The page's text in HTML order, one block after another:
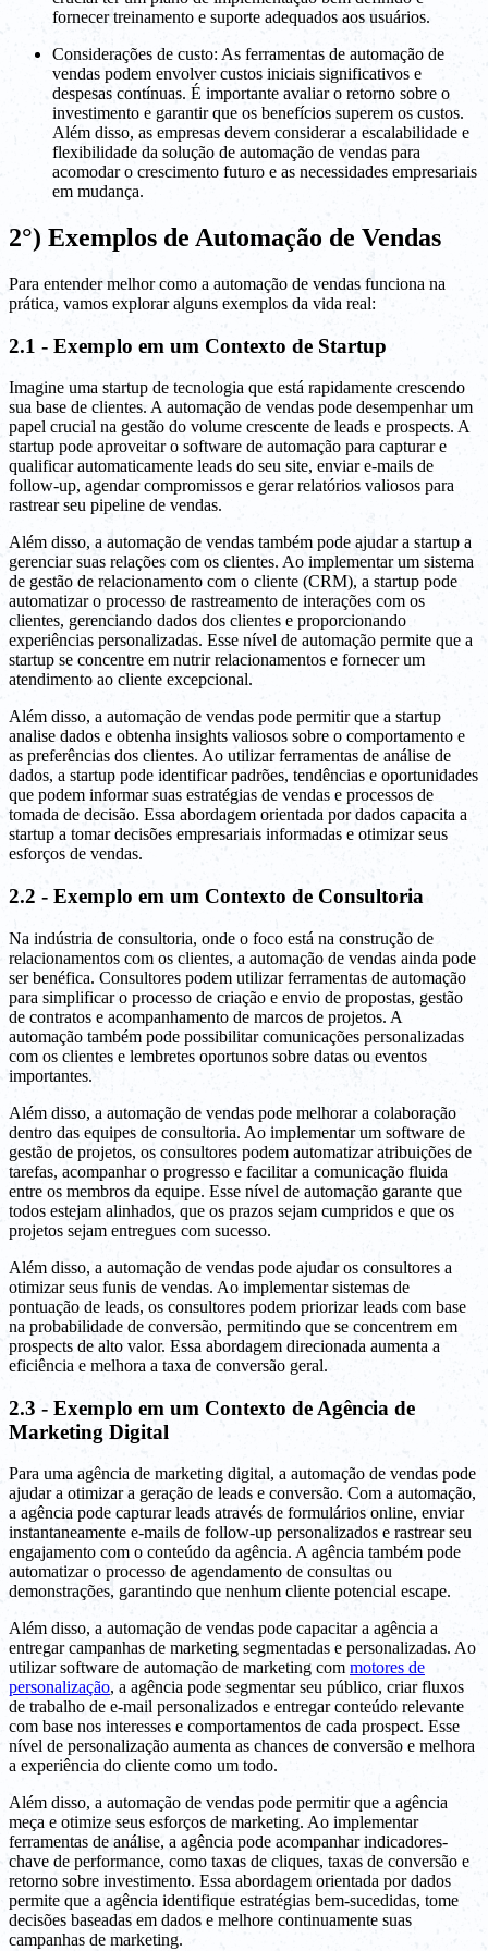
fornecer treinamento e suporte adequados aos usuários.
Considerações de custo: As ferramentas de automação de
vendas podem envolver custos iniciais significativos e
despesas contínuas. É importante avaliar o retorno sobre o
investimento e garantir que os benefícios superem os custos.
Além disso, as empresas devem considerar a escalabilidade e
flexibilidade da solução de automação de vendas para
acomodar o crescimento futuro e as necessidades empresariais
em mudança.
2°) Exemplos de Automação de Vendas
Para entender melhor como a automação de vendas funciona na
prática, vamos explorar alguns exemplos da vida real:
2.1 - Exemplo em um Contexto de Startup
Imagine uma startup de tecnologia que está rapidamente crescendo
sua base de clientes. A automação de vendas pode desempenhar um
papel crucial na gestão do volume crescente de leads e prospects. A
startup pode aproveitar o software de automação para capturar e
qualificar automaticamente leads do seu site, enviar e-mails de
follow-up, agendar compromissos e gerar relatórios valiosos para
rastrear seu pipeline de vendas.
Além disso, a automação de vendas também pode ajudar a startup a
gerenciar suas relações com os clientes. Ao implementar um sistema
de gestão de relacionamento com o cliente (CRM), a startup pode
automatizar o processo de rastreamento de interações com os
clientes, gerenciando dados dos clientes e proporcionando
experiências personalizadas. Esse nível de automação permite que a
startup se concentre em nutrir relacionamentos e fornecer um
atendimento ao cliente excepcional.
Além disso, a automação de vendas pode permitir que a startup
analise dados e obtenha insights valiosos sobre o comportamento e
as preferências dos clientes. Ao utilizar ferramentas de análise de
dados, a startup pode identificar padrões, tendências e oportunidades
que podem informar suas estratégias de vendas e processos de
tomada de decisão. Essa abordagem orientada por dados capacita a
startup a tomar decisões empresariais informadas e otimizar seus
esforços de vendas.
2.2 - Exemplo em um Contexto de Consultoria
Na indústria de consultoria, onde o foco está na construção de
relacionamentos com os clientes, a automação de vendas ainda pode
ser benéfica. Consultores podem utilizar ferramentas de automação
para simplificar o processo de criação e envio de propostas, gestão
de contratos e acompanhamento de marcos de projetos. A
automação também pode possibilitar comunicações personalizadas
com os clientes e lembretes oportunos sobre datas ou eventos
importantes.
Além disso, a automação de vendas pode melhorar a colaboração
dentro das equipes de consultoria. Ao implementar um software de
gestão de projetos, os consultores podem automatizar atribuições de
tarefas, acompanhar o progresso e facilitar a comunicação fluida
entre os membros da equipe. Esse nível de automação garante que
todos estejam alinhados, que os prazos sejam cumpridos e que os
projetos sejam entregues com sucesso.
Além disso, a automação de vendas pode ajudar os consultores a
otimizar seus funis de vendas. Ao implementar sistemas de
pontuação de leads, os consultores podem priorizar leads com base
na probabilidade de conversão, permitindo que se concentrem em
prospects de alto valor. Essa abordagem direcionada aumenta a
eficiência e melhora a taxa de conversão geral.
2.3 - Exemplo em um Contexto de Agência de
Marketing Digital
Para uma agência de marketing digital, a automação de vendas pode
ajudar a otimizar a geração de leads e conversão. Com a automação,
a agência pode capturar leads através de formulários online, enviar
instantaneamente e-mails de follow-up personalizados e rastrear seu
engajamento com o conteúdo da agência. A agência também pode
automatizar o processo de agendamento de consultas ou
demonstrações, garantindo que nenhum cliente potencial escape.
Além disso, a automação de vendas pode capacitar a agência a
entregar campanhas de marketing segmentadas e personalizadas. Ao
utilizar software de automação de marketing com motores de
personalização, a agência pode segmentar seu público, criar fluxos
de trabalho de e-mail personalizados e entregar conteúdo relevante
com base nos interesses e comportamentos de cada prospect. Esse
nível de personalização aumenta as chances de conversão e melhora
a experiência do cliente como um todo.
Além disso, a automação de vendas pode permitir que a agência
meça e otimize seus esforços de marketing. Ao implementar
ferramentas de análise, a agência pode acompanhar indicadores-
chave de performance, como taxas de cliques, taxas de conversão e
retorno sobre investimento. Essa abordagem orientada por dados
permite que a agência identifique estratégias bem-sucedidas, tome
decisões baseadas em dados e melhore continuamente suas
campanhas de marketing.